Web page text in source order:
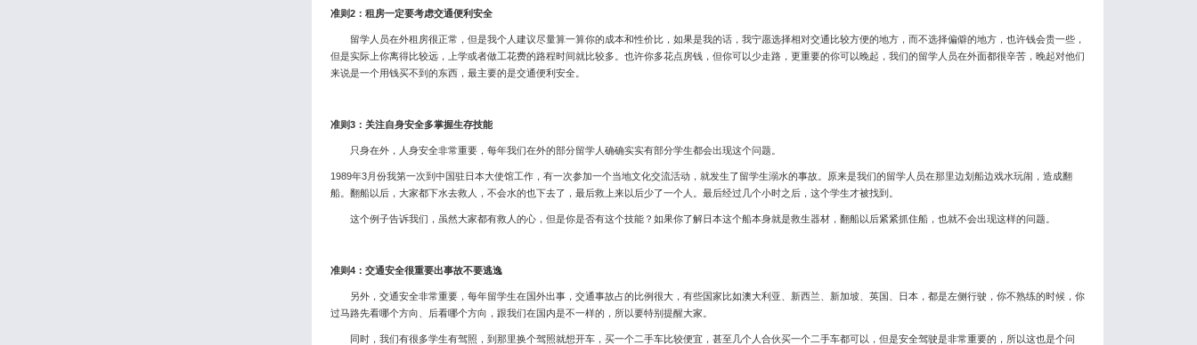
准则2：租房一定要考虑交通便利安全
留学人员在外租房很正常，但是我个人建议尽量算一算你的成本和性价比，如果是我的话，我宁愿选择相对交通比较方便的地方，而不选择偏僻的地方，也许钱会贵一些，
但是实际上你离得比较远，上学或者做工花费的路程时间就比较多。也许你多花点房钱，但你可以少走路，更重要的你可以晚起，我们的留学人员在外面都很辛苦，晚起对他们
来说是一个用钱买不到的东西，最主要的是交通便利安全。
准则3：关注自身安全多掌握生存技能
只身在外，人身安全非常重要，每年我们在外的部分留学人确确实实有部分学生都会出现这个问题。
1989年3月份我第一次到中国驻日本大使馆工作，有一次参加一个当地文化交流活动，就发生了留学生溺水的事故。原来是我们的留学人员在那里边划船边戏水玩闹，造成翻
船。翻船以后，大家都下水去救人，不会水的也下去了，最后救上来以后少了一个人。最后经过几个小时之后，这个学生才被找到。
这个例子告诉我们，虽然大家都有救人的心，但是你是否有这个技能？如果你了解日本这个船本身就是救生器材，翻船以后紧紧抓住船，也就不会出现这样的问题。
准则4：交通安全很重要出事故不要逃逸
另外，交通安全非常重要，每年留学生在国外出事，交通事故占的比例很大，有些国家比如澳大利亚、新西兰、新加坡、英国、日本，都是左侧行驶，你不熟练的时候，你
过马路先看哪个方向、后看哪个方向，跟我们在国内是不一样的，所以要特别提醒大家。
同时，我们有很多学生有驾照，到那里换个驾照就想开车，买一个二手车比较便宜，甚至几个人合伙买一个二手车都可以，但是安全驾驶是非常重要的，所以这也是个问